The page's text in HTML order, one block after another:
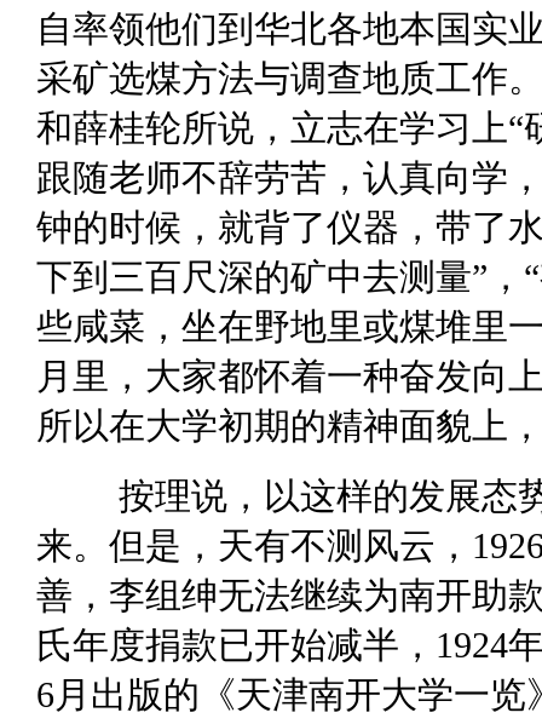
自率领他们到华北各地本国实
采矿选煤方法与调查地质工作
和薛桂轮所说，立志在学习上
跟随老师不辞劳苦，认真向学
钟的时候，就背了仪器，带了
下到三百尺深的矿中去测量”
些咸菜，坐在野地里或煤堆里
月里，大家都怀着一种奋发向
所以在大学初期的精神面貌上
按理说，以这样的发展态
来。但是，天有不测风云，
善，李组绅无法继续为南开助
氏年度捐款已开始减半，1924
6月出版的《天津南开大学一